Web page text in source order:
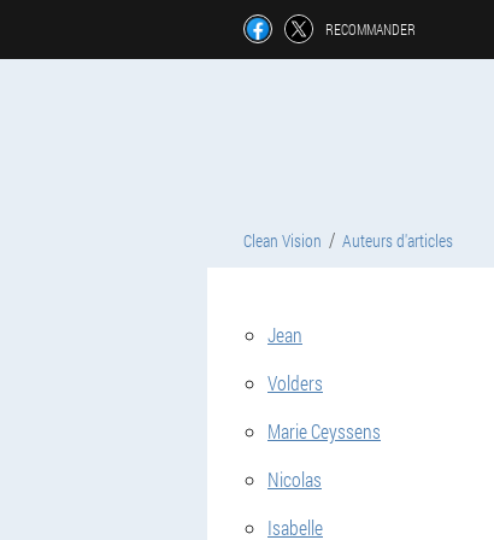
RECOMMANDER
Clean Vision Auteurs d'articles
Jean
Volders
Marie Ceyssens
Nicolas
Isabelle